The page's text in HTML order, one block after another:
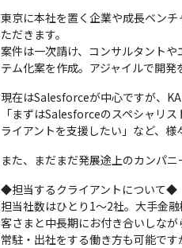
東京に本社を置く企業や成長ベン
ただきます。
案件は一次請け、コンサルタント
テム化案を作成。アジャイルで開発
現在はSalesforceが中心ですが、
「まずはSalesforceのスペシャリ
ライアントを支援したい」など、様
また、まだまだ発展途上のカンパ
◆担当するクライアントについて◆
担当社数はひとり1～2社。大手金
客さまと中長期にお付き合いしな
常駐・出社をする働き方も可能で